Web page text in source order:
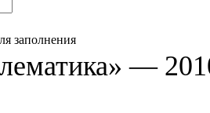
заполнения
—